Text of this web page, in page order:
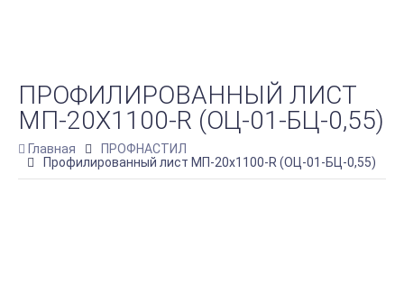
ПРОФИЛИРОВАННЫЙ ЛИСТ
МП-20Х1100-R (ОЦ-01-БЦ-0,55)
Главная
ПРОФНАСТИЛ
Профилированный лист МП-20х1100-R (ОЦ-01-БЦ-0,55)